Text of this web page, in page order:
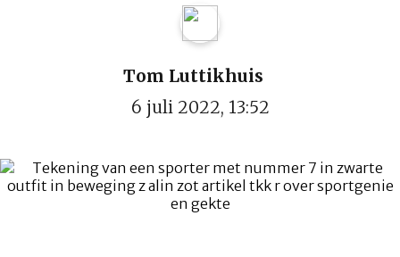
Tom Luttikhuis
6 juli 2022, 13:52